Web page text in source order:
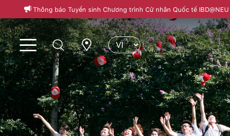
Thông báo Tuyển sinh Chương trình Cử nhân Quốc tế